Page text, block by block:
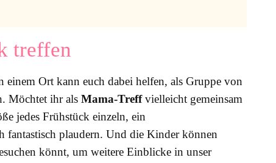
treffen
einem Ort kann euch dabei helfen, als Gruppe von
Möchtet ihr als Mama-Treffvielleicht gemeinsam
jedes Frühstück einzeln, ein
fantastisch plaudern. Und die Kinder können
könnt, um weitere Einblicke in unser